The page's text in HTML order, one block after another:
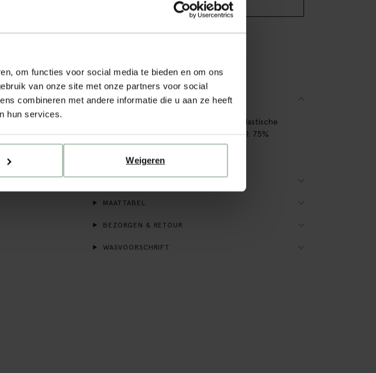
om functies voor social media te bieden en om ons
van onze site met onze partners voor social
combineren met andere informatie die u aan ze heeft
hun services.
Weigeren
BEKIJK WINKELVOORRAAD
Gratis verzending naar winkel
Snelle levering
OMSCHRIJVING
Paarse rib straight fit Floor legging met elastische
waistband en lange broekspijpen. Materiaal: 75%
katoen, 20% polyester, 5% elastaan.
ALLES OVER DIT PRODUCT
MAATTABEL
BEZORGEN & RETOUR
WASVOORSCHRIFT